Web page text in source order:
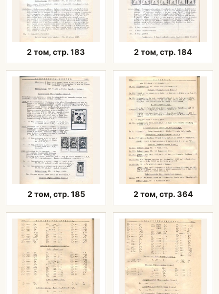
2 том, стр. 183 2 том, стр. 184
2 том, стр. 185 2 том, стр. 364